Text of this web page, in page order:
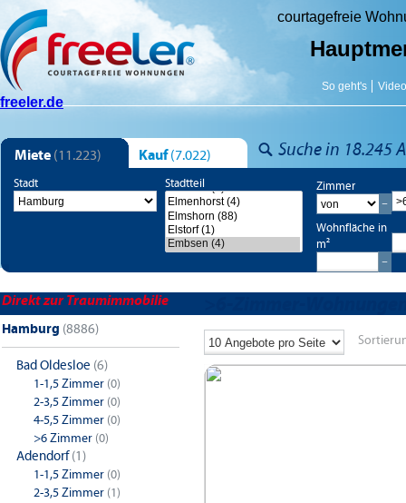
courtagefreie
Video
So geht's
freeler.de
Suche in 18.245
Miete (11.223) Kauf (7.022)
Stadt Stadtteil
Wohnfläche in
m²
Zimmer
Direkt zur Traumimmobilie
Hamburg (8886)
Bad Oldesloe (6)
1-1,5 Zimmer (0)
2-3,5 Zimmer (0)
4-5,5 Zimmer (0)
>6 Zimmer (0)
Adendorf(1)
1-1,5 Zimmer (0)
2-3,5 Zimmer (1)